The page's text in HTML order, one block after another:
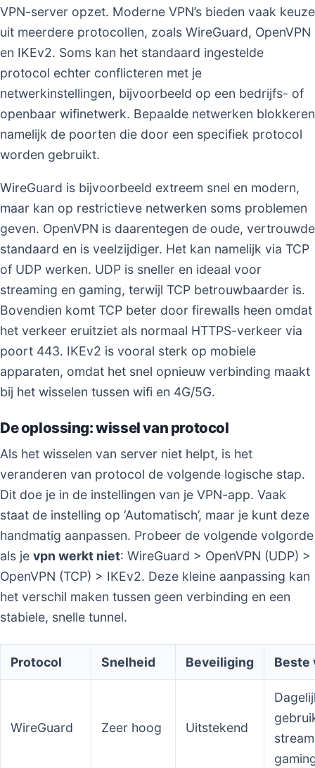
VPN-server opzet. Moderne VPN’s bieden vaak keuze
uit meerdere protocollen, zoals WireGuard, OpenVPN
en IKEv2. Soms kan het standaard ingestelde
protocol echter conflicteren met je
netwerkinstellingen, bijvoorbeeld op een bedrijfs- of
openbaar wifinetwerk. Bepaalde netwerken blokkeren
namelijk de poorten die door een specifiek protocol
worden gebruikt.
WireGuard is bijvoorbeeld extreem snel en modern,
maar kan op restrictieve netwerken soms problemen
geven. OpenVPN is daarentegen de oude, vertrouwde
standaard en is veelzijdiger. Het kan namelijk via TCP
of UDP werken. UDP is sneller en ideaal voor
streaming en gaming, terwijl TCP betrouwbaarder is.
Bovendien komt TCP beter door firewalls heen omdat
het verkeer eruitziet als normaal HTTPS-verkeer via
poort 443. IKEv2 is vooral sterk op mobiele
apparaten, omdat het snel opnieuw verbinding maakt
bij het wisselen tussen wifi en 4G/5G.
De oplossing: wissel van protocol
Als het wisselen van server niet helpt, is het
veranderen van protocol de volgende logische stap.
Dit doe je in de instellingen van je VPN-app. Vaak
staat de instelling op ‘Automatisch’, maar je kunt deze
handmatig aanpassen. Probeer de volgende volgorde
als je vpn werkt niet: WireGuard > OpenVPN (UDP) >
OpenVPN (TCP) > IKEv2. Deze kleine aanpassing kan
het verschil maken tussen geen verbinding en een
stabiele, snelle tunnel.
Protocol Snelheid Beveiliging Beste
WireGuard Zeer hoog Uitstekend